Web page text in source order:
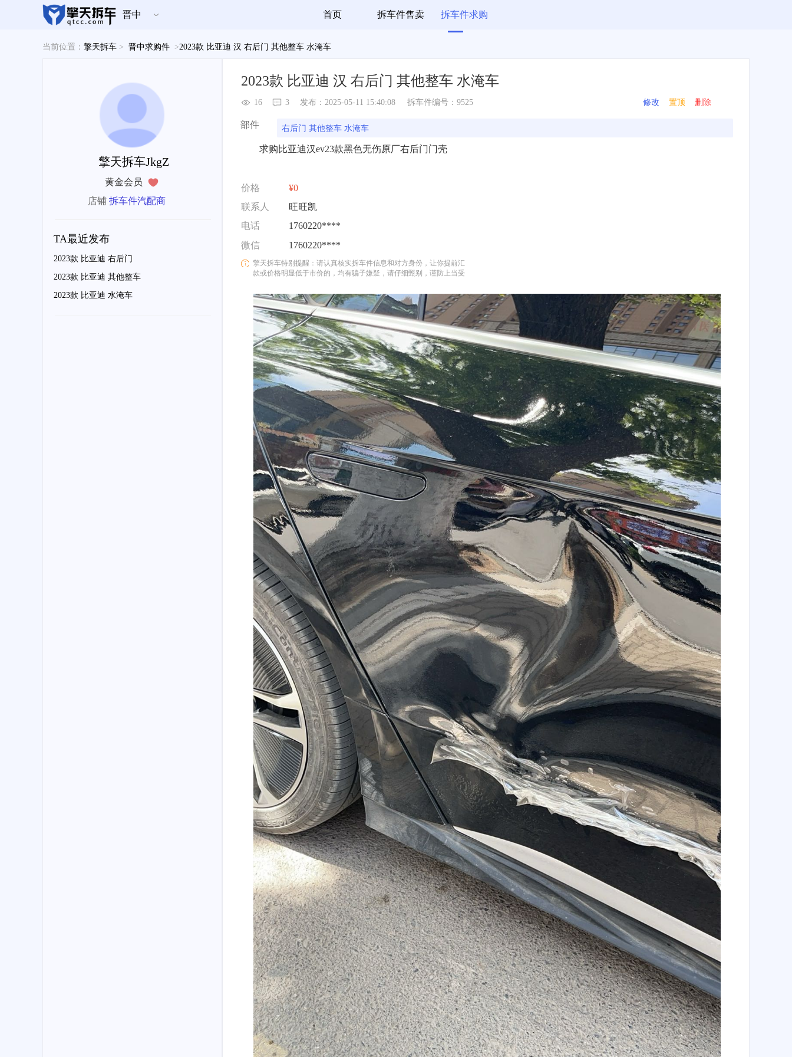
晋中 首页 拆车件售卖 拆车件求购
当前位置： 擎天拆车 > 晋中求购件 >2023款 比亚迪 汉 右后门 其他整车 水淹车
擎天拆车JkgZ
黄金会员
店铺拆车件汽配商
TA最近发布
2023款 比亚迪 右后门
2023款 比亚迪 其他整车
2023款 比亚迪 水淹车
2023款 比亚迪 汉 右后门 其他整车 水淹车
16 3 发布：2025-05-11 15:40:08 拆车件编号：9525 修改 置顶 删除
部件 右后门 其他整车 水淹车
求购比亚迪汉ev23款黑色无伤原厂右后门门壳
价格
¥0
联系人
旺旺凯
电话
1760220****
微信
1760220****
擎天拆车特别提醒：请认真核实拆车件信息和对方身份，让你提前汇
款或价格明显低于市价的，均有骗子嫌疑，请仔细甄别，谨防上当受